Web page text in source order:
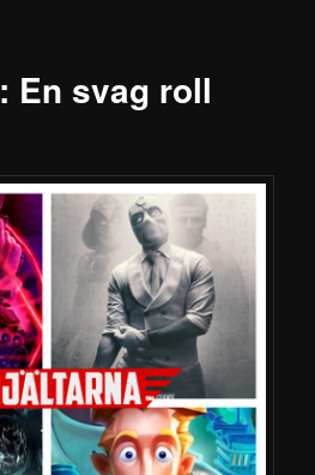
En svag roll